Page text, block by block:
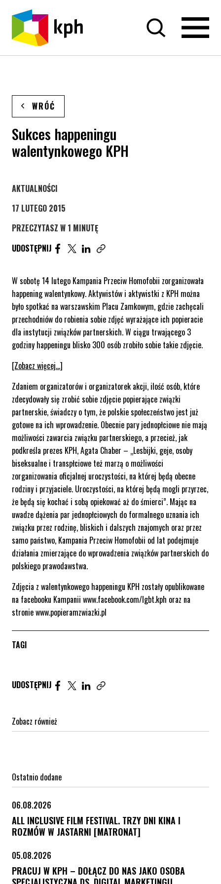
PRZEJDŹ DO TREŚCI
WRÓĆ
Sukces happeningu
walentynkowego KPH
STRONA KATEGORII WPISÓW
AKTUALNOŚCI
17 LUTEGO 2015
PRZECZYTASZ W 1 MINUTĘ
UDOSTĘPNIJ
UDOSTĘPNIJ ARTYKUŁ NA FACEBOOK. STRONA
UDOSTĘPNIJ ARTYKUŁ NA TWITTER.
UDOSTĘPNIJ ARTYKUŁ NA LINKEDIN.
W sobotę 14 lutego Kampania Przeciw Homofobii zorganizowała
happening walentynkowy. Aktywistów i aktywistki z KPH można
było spotkać na warszawskim Placu Zamkowym, gdzie zachęcali
przechodniów do robienia sobie zdjęć wyrażające ich popieracie
dla instytucji związków partnerskich. W ciągu trwającego 3
godziny happeningu blisko 300 osób zrobiło sobie takie zdjęcie.
[Zobacz więcej…]
Zdaniem organizatorów i organizatorek akcji, ilość osób, które
zdecydowały się zrobić sobie zdjęcie popierające związki
partnerskie, świadczy o tym, że polskie społeczeństwo jest już
gotowe na ich wprowadzenie. Obecnie pary jednopłciowe nie mają
możliwości zawarcia związku partnerskiego, a przecież, jak
podkreśla prezes KPH, Agata Chaber – „Lesbijki, geje, osoby
biseksualne i transpłciowe też marzą o możliwości
zorganizowania oficjalnej uroczystości, na której będą obecne
rodziny i przyjaciele. Uroczystości, na której będą mogli przyrzec,
że będą się kochać i sobą opiekować aż do śmierci”. Mając na
uwadze dążenia par jednopłciowych do formalnego uznania ich
związku przez rodzinę, bliskich i dalszych znajomych oraz przez
samo państwo, Kampania Przeciw Homofobii od lat podejmuje
działania zmierzające do wprowadzenia związków partnerskich do
polskiego prawodawstwa.
Zdjęcia z walentynkowego happeningu KPH zostały opublikowane
na facebooku Kampanii www.facebook.com/lgbt.kph oraz na
stronie www.popieramzwiazki.pl
TAGI
UDOSTĘPNIJ Udostępnij artykuł na Facebook. Strona otwiera się
Udostępnij artykuł na Twitter. Strona otwiera
Udostępnij artykuł na Linkedin. Strona
Zobacz również
Ostatnio dodane
06.08.2026
ALL INCLUSIVE FILM FESTIVAL. TRZY DNI KINA I
ROZMÓW W JASTARNI [MATRONAT]
05.08.2026
PRACUJ W KPH – DOŁĄCZ DO NAS JAKO OSOBA